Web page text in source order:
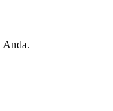
Anda.